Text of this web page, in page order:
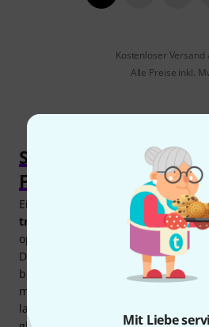
Mit Liebe
Kostenloser Versand
Alle Preise inkl.
Stage-Piano kaufen für
Fortgeschrittene
Ein Stage-Piano ist die perfekte
transportables Digitalpiano. Da
optimiert wurden, haben Stage-
Digitalpianos meist keine internen
besonders kompakt gebaut. Mit
man dank des
lautlos